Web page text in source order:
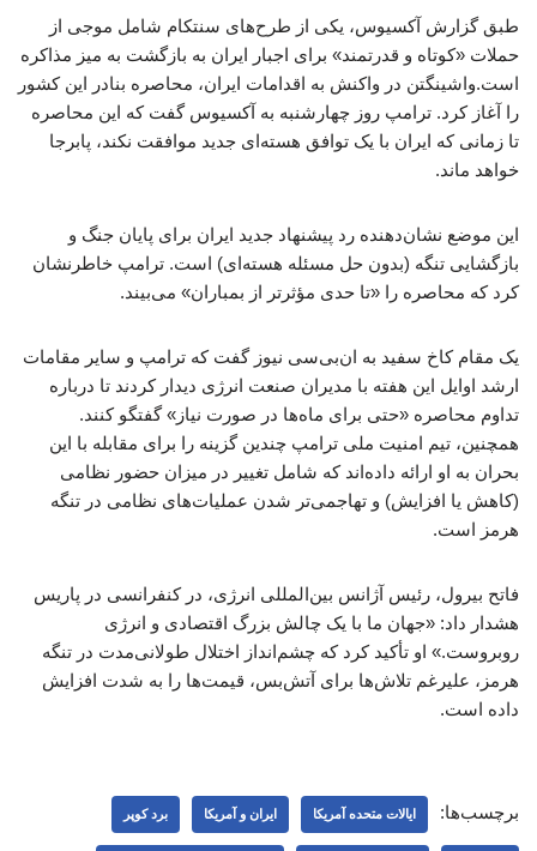
طبق گزارش آکسیوس، یکی از طرح‌های سنتکام شامل موجی از
حملات «کوتاه و قدرتمند» برای اجبار ایران به بازگشت به میز مذاکره
است.واشینگتن در واکنش به اقدامات ایران، محاصره بنادر این کشور
را آغاز کرد. ترامپ روز چهارشنبه به آکسیوس گفت که این محاصره
تا زمانی که ایران با یک توافق هسته‌ای جدید موافقت نکند، پابرجا
خواهد ماند.
این موضع نشان‌دهنده رد پیشنهاد جدید ایران برای پایان جنگ و
بازگشایی تنگه (بدون حل مسئله هسته‌ای) است. ترامپ خاطرنشان
کرد که محاصره را «تا حدی مؤثرتر از بمباران» می‌بیند.
یک مقام کاخ سفید به ان‌بی‌سی نیوز گفت که ترامپ و سایر مقامات
ارشد اوایل این هفته با مدیران صنعت انرژی دیدار کردند تا درباره
تداوم محاصره «حتی برای ماه‌ها در صورت نیاز» گفتگو کنند.
همچنین، تیم امنیت ملی ترامپ چندین گزینه را برای مقابله با این
بحران به او ارائه داده‌اند که شامل تغییر در میزان حضور نظامی
(کاهش یا افزایش) و تهاجمی‌تر شدن عملیات‌های نظامی در تنگه
هرمز است.
فاتح بیرول، رئیس آژانس بین‌المللی انرژی، در کنفرانسی در پاریس
هشدار داد: «جهان ما با یک چالش بزرگ اقتصادی و انرژی
روبروست.» او تأکید کرد که چشم‌انداز اختلال طولانی‌مدت در تنگه
هرمز، علیرغم تلاش‌ها برای آتش‌بس، قیمت‌ها را به شدت افزایش
داده است.
برچسب‌ها: ایالات متحده آمریکا ایران و آمریکا برد کوپر